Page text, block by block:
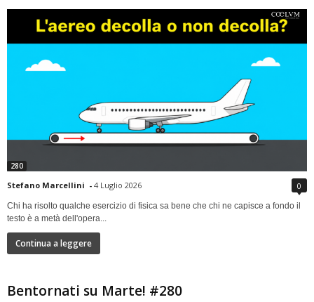
280
Stefano Marcellini - 4 Luglio 2026 0
Chi ha risolto qualche esercizio di fisica sa bene che chi ne capisce a fondo il
testo è a metà dell'opera...
Continua a leggere
Bentornati su Marte! #280